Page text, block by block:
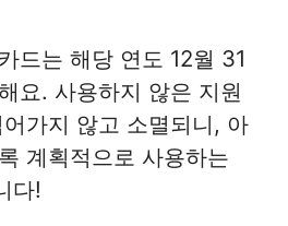
드는 해당 연도 12월 31
요. 사용하지 않은 지원
가지 않고 소멸되니, 아
계획적으로 사용하는
다!